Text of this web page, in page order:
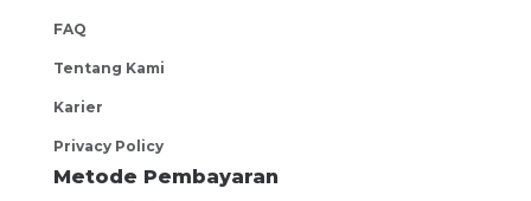
Learning Group
FAQ
Tentang Kami
Karier
Privacy Policy
Metode Pembayaran